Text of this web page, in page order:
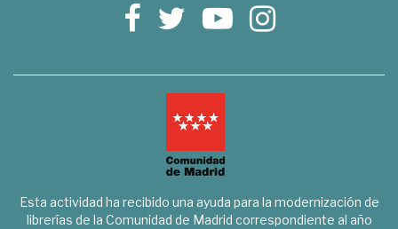
Esta actividad ha recibido una ayuda para la modernización de
librerías de la Comunidad de Madrid correspondiente al año